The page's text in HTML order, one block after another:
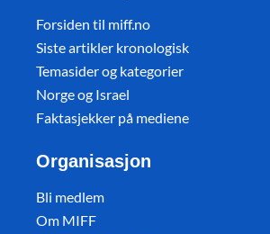
Forsiden til miff.no
Siste artikler kronologisk
Temasider og kategorier
Norge og Israel
Faktasjekker på mediene
Organisasjon
Bli medlem
Om MIFF